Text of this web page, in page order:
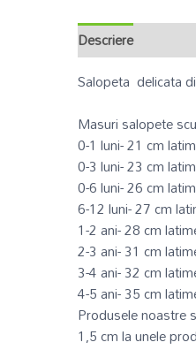
Descriere
Salopeta delicata
Masuri salopete
0-1 luni- 21 cm
0-3 luni- 23 cm
0-6 luni- 26 cm
6-12 luni- 27 cm
1-2 ani- 28 cm
2-3 ani- 31 cm
3-4 ani- 32 cm
4-5 ani- 35 cm
Produsele noastre
1,5 cm la unele